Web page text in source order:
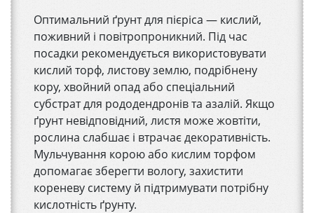
Оптимальний ґрунт для пієріса — кислий,
поживний і повітропроникний. Під час
посадки рекомендується використовувати
кислий торф, листову землю, подрібнену
кору, хвойний опад або спеціальний
субстрат для рододендронів та азалій. Якщо
ґрунт невідповідний, листя може жовтіти,
рослина слабшає і втрачає декоративність.
Мульчування корою або кислим торфом
допомагає зберегти вологу, захистити
кореневу систему й підтримувати потрібну
кислотність ґрунту.